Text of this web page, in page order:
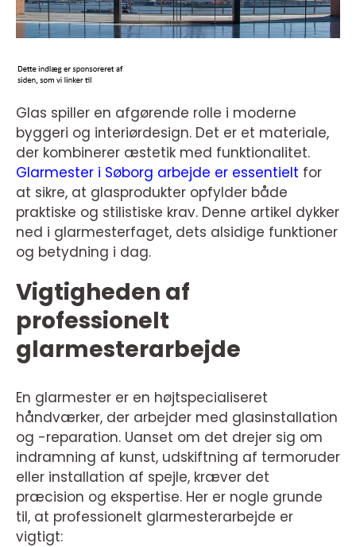
Glas spiller en afgørende rolle i moderne
byggeri og interiørdesign. Det er et materiale,
der kombinerer æstetik med funktionalitet.
Glarmester i Søborg arbejde er essentielt for
at sikre, at glasprodukter opfylder både
praktiske og stilistiske krav. Denne artikel dykker
ned i glarmesterfaget, dets alsidige funktioner
og betydning i dag.
Vigtigheden af
professionelt
glarmesterarbejde
En glarmester er en højtspecialiseret
håndværker, der arbejder med glasinstallation
og -reparation. Uanset om det drejer sig om
indramning af kunst, udskiftning af termoruder
eller installation af spejle, kræver det
præcision og ekspertise. Her er nogle grunde
til, at professionelt glarmesterarbejde er
vigtigt: